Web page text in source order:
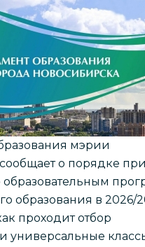
мэрии
о порядке
образовательным
образования в 2026/
проходит отбор
универсальные